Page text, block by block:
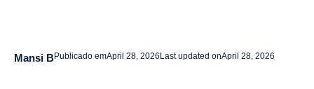
Conclusão
Mansi BPublicado emApril 28, 2026 Last updated onApril 28, 2026